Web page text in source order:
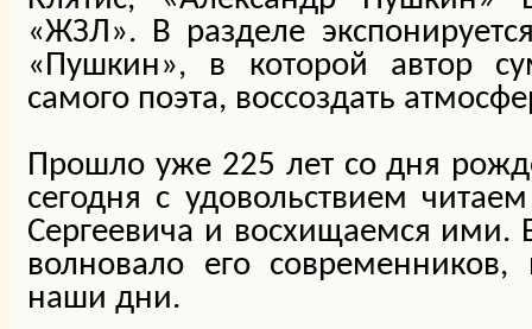
«ЖЗЛ». В разделе
«Пушкин», в которой автор
самого поэта, воссоздать
Прошло уже 225 лет со дня
сегодня с удовольствием
Сергеевича и восхищаемся ими.
волновало его
наши дни.